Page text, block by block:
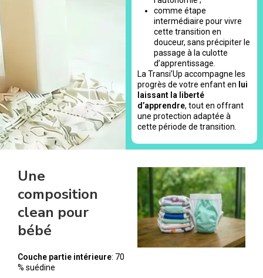
comme étape
intermédiaire pour vivre
cette transition en
douceur, sans précipiter le
passage à la culotte
d’apprentissage.
La Transi’Up accompagne les
progrès de votre enfant en lui
laissant la liberté
d’apprendre, tout en offrant
une protection adaptée à
cette période de transition.
Une
composition
clean pour
bébé
Couche partie intérieure: 70
% suédine